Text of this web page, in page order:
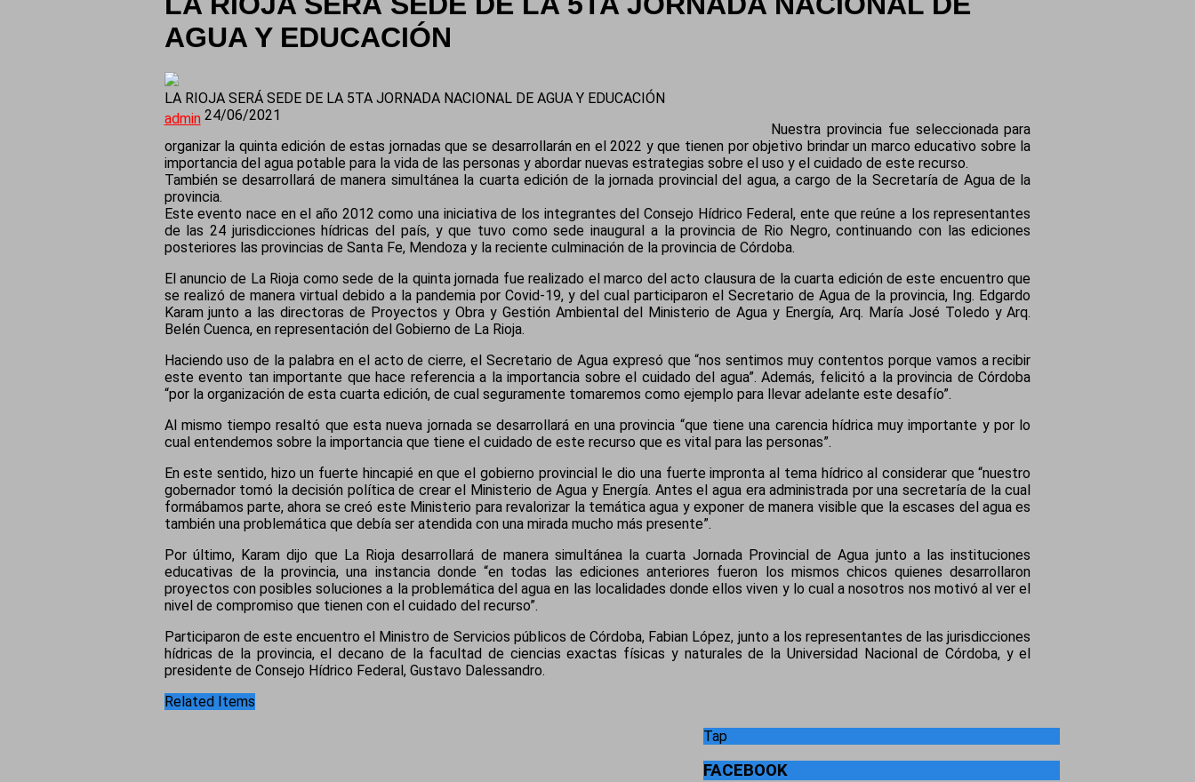
AGUA Y EDUCACIÓN
LA RIOJA SERÁ SEDE DE LA 5TA JORNADA NACIONAL DE AGUA Y EDUCACIÓN
admin 24/06/2021
Nuestra provincia fue seleccionada para
organizar la quinta edición de estas jornadas que se desarrollarán en el 2022 y que tienen por objetivo brindar un marco educativo sobre la
importancia del agua potable para la vida de las personas y abordar nuevas estrategias sobre el uso y el cuidado de este recurso.
También se desarrollará de manera simultánea la cuarta edición de la jornada provincial del agua, a cargo de la Secretaría de Agua de la
provincia.
Este evento nace en el año 2012 como una iniciativa de los integrantes del Consejo Hídrico Federal, ente que reúne a los representantes
de las 24 jurisdicciones hídricas del país, y que tuvo como sede inaugural a la provincia de Rio Negro, continuando con las ediciones
posteriores las provincias de Santa Fe, Mendoza y la reciente culminación de la provincia de Córdoba.
El anuncio de La Rioja como sede de la quinta jornada fue realizado el marco del acto clausura de la cuarta edición de este encuentro que
se realizó de manera virtual debido a la pandemia por Covid-19, y del cual participaron el Secretario de Agua de la provincia, Ing. Edgardo
Karam junto a las directoras de Proyectos y Obra y Gestión Ambiental del Ministerio de Agua y Energía, Arq. María José Toledo y Arq.
Belén Cuenca, en representación del Gobierno de La Rioja.
Haciendo uso de la palabra en el acto de cierre, el Secretario de Agua expresó que “nos sentimos muy contentos porque vamos a recibir
este evento tan importante que hace referencia a la importancia sobre el cuidado del agua”. Además, felicitó a la provincia de Córdoba
“por la organización de esta cuarta edición, de cual seguramente tomaremos como ejemplo para llevar adelante este desafío”.
Al mismo tiempo resaltó que esta nueva jornada se desarrollará en una provincia “que tiene una carencia hídrica muy importante y por lo
cual entendemos sobre la importancia que tiene el cuidado de este recurso que es vital para las personas”.
En este sentido, hizo un fuerte hincapié en que el gobierno provincial le dio una fuerte impronta al tema hídrico al considerar que “nuestro
gobernador tomó la decisión política de crear el Ministerio de Agua y Energía. Antes el agua era administrada por una secretaría de la cual
formábamos parte, ahora se creó este Ministerio para revalorizar la temática agua y exponer de manera visible que la escases del agua es
también una problemática que debía ser atendida con una mirada mucho más presente”.
Por último, Karam dijo que La Rioja desarrollará de manera simultánea la cuarta Jornada Provincial de Agua junto a las instituciones
educativas de la provincia, una instancia donde “en todas las ediciones anteriores fueron los mismos chicos quienes desarrollaron
proyectos con posibles soluciones a la problemática del agua en las localidades donde ellos viven y lo cual a nosotros nos motivó al ver el
nivel de compromiso que tienen con el cuidado del recurso”.
Participaron de este encuentro el Ministro de Servicios públicos de Córdoba, Fabian López, junto a los representantes de las jurisdicciones
hídricas de la provincia, el decano de la facultad de ciencias exactas físicas y naturales de la Universidad Nacional de Córdoba, y el
presidente de Consejo Hídrico Federal, Gustavo Dalessandro.
Related Items
Tap
FACEBOOK